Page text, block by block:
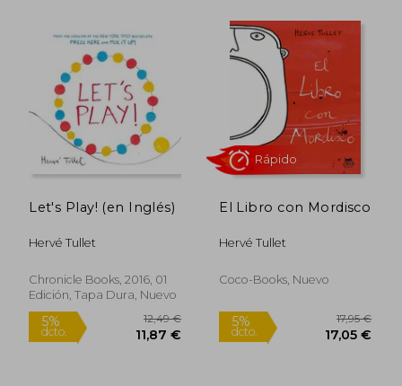
dcto. 10,40 € dcto.
Let's Play! (en Inglés)
Hervé Tullet
Chronicle Books, 2016, 01
Edición, Tapa Dura, Nuevo
El Libro con Mordisco
Hervé Tullet
Coco-Books, Nuevo